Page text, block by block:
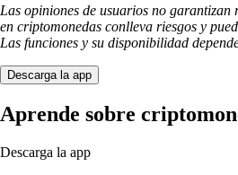
Las opiniones de usuarios no garantizan
en criptomonedas conlleva riesgos y
Las funciones y su disponibilidad
Descarga la app
Aprende sobre
Descarga la app